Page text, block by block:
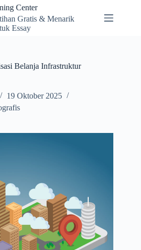
Center
Gratis & Menarik
Essay
Belanja Infrastruktur
19 Oktober 2025